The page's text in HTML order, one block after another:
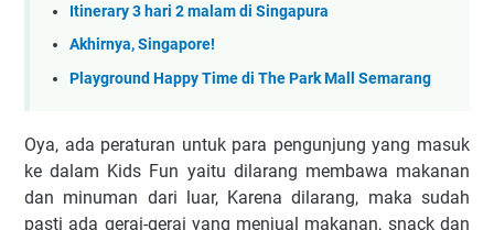
Itinerary 3 hari 2 malam di Singapura
Akhirnya, Singapore!
Playground Happy Time di The Park Mall Semarang
Oya, ada peraturan untuk para pengunjung yang masuk
ke dalam Kids Fun yaitu dilarang membawa makanan
dan minuman dari luar, Karena dilarang, maka sudah
pasti ada gerai-gerai yang menjual makanan, snack dan